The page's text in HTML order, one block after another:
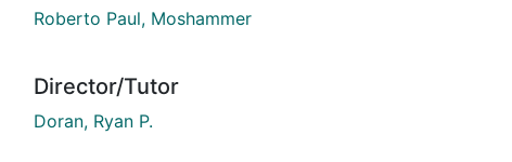
Roberto Paul, Moshammer
Director/Tutor
Doran, Ryan P.